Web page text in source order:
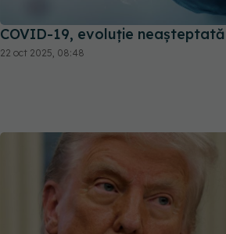
COVID-19, evoluție neașteptată
22 oct 2025, 08:48